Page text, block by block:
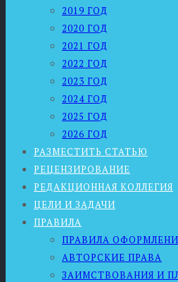
2019 ГОД
2020 ГОД
2021 ГОД
2022 ГОД
2023 ГОД
2024 ГОД
2025 ГОД
2026 ГОД
РАЗМЕСТИТЬ СТАТЬЮ
РЕЦЕНЗИРОВАНИЕ
РЕДАКЦИОННАЯ КОЛЛЕГИЯ
ЦЕЛИ И ЗАДАЧИ
ПРАВИЛА
ПРАВИЛА
АВТОРСКИЕ ПРАВА
ЗАИМСТВОВАНИЯ И